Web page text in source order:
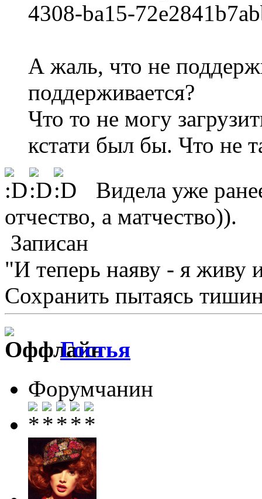
4308-ba15-
А жаль, что не
поддерживается?
Что то не могу
кстати был бы. Что не
Видела уже
отчество, а матчество)).
Записан
"И теперь наяву - я живу
Сохранить пытаясь
Гостья
Форумчанин